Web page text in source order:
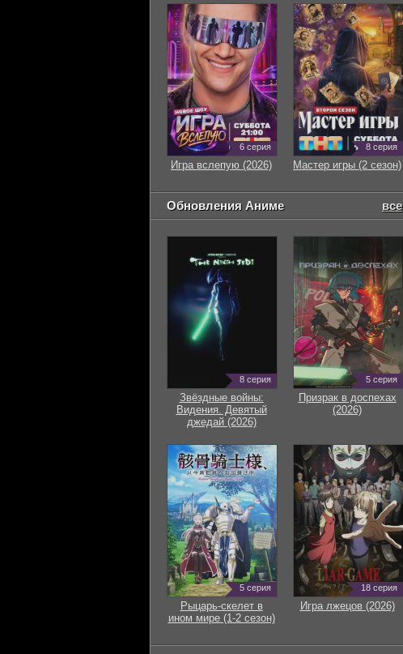
6 серия
Игра вслепую (2026)
8 серия
Мастер игры (2 сезон)
Обновления Аниме все
8 серия
Звёздные войны:
Видения. Девятый
джедай (2026)
5 серия
Призрак в доспехах
(2026)
5 серия
Рыцарь-скелет в
ином мире (1-2 сезон)
18 серия
Игра лжецов (2026)